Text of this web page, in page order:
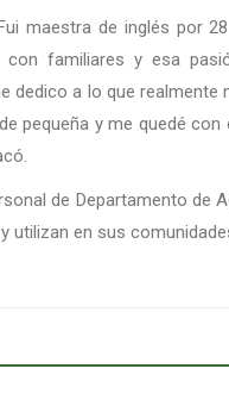
maestra de inglés por
con familiares y esa
dedico a lo que realmente
pequeña y me quedé con
de Departamento de
utilizan en sus